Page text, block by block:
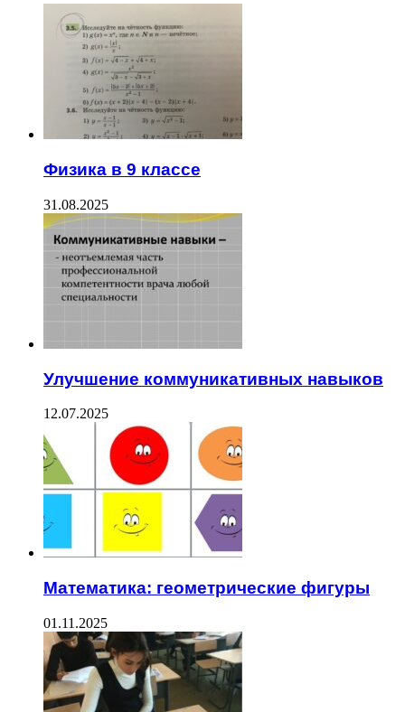
Физика в 9 классе
31.08.2025
Улучшение коммуникативных навыков
12.07.2025
Математика: геометрические фигуры
01.11.2025